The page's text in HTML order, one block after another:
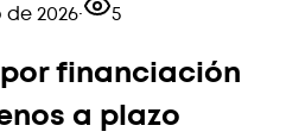
de 2026· 5
por financiación
a plazo